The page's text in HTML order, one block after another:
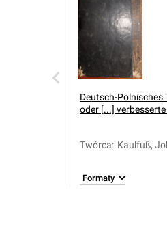
Deutsch-Polnisches
oder [...]
Twórca: Kaulfuß,
Formaty